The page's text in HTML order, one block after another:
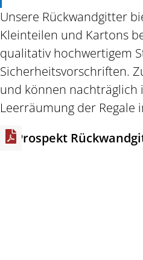
Unsere Rückwandgitter
Kleinteilen und Kartons
qualitativ hochwertigem
Sicherheitsvorschriften.
und können nachträglich
Leerräumung der Regale
Prospekt